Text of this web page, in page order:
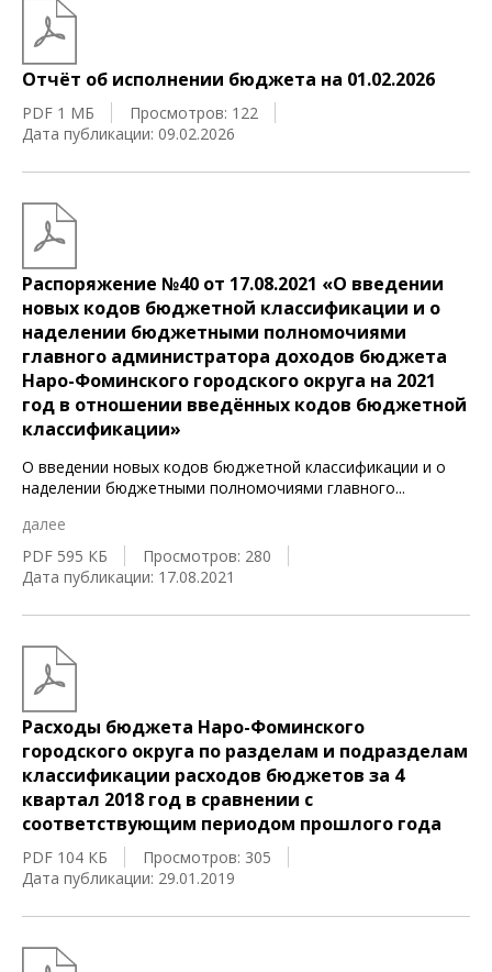
Отчёт об исполнении бюджета на 01.02.2026
PDF 1 МБ
Просмотров: 122
Дата публикации: 09.02.2026
Распоряжение №40 от 17.08.2021 «О введении
новых кодов бюджетной классификации и о
наделении бюджетными полномочиями
главного администратора доходов бюджета
Наро-Фоминского городского округа на 2021
год в отношении введённых кодов бюджетной
классификации»
О введении новых кодов бюджетной классификации и о
наделении бюджетными полномочиями главного...
далее
PDF 595 КБ
Просмотров: 280
Дата публикации: 17.08.2021
Расходы бюджета Наро-Фоминского
городского округа по разделам и подразделам
классификации расходов бюджетов за 4
квартал 2018 год в сравнении с
соответствующим периодом прошлого года
PDF 104 КБ
Просмотров: 305
Дата публикации: 29.01.2019